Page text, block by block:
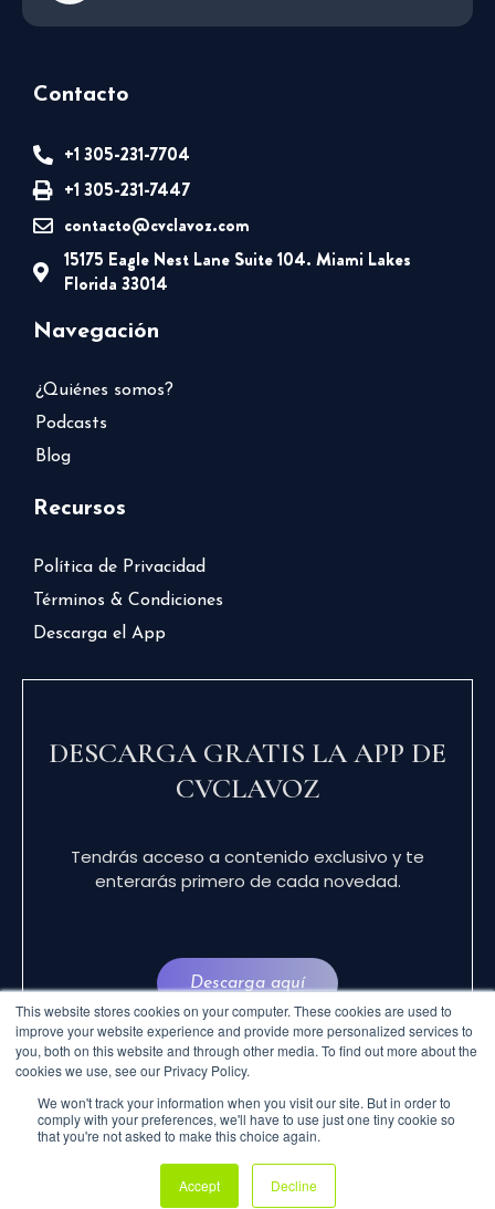
This website stores cookies on your computer. These cookies are used to
improve your website experience and provide more personalized services to
you, both on this website and through other media. To find out more about the
cookies we use, see our Privacy Policy.
We won't track your information when you visit our site. But in order to
comply with your preferences, we'll have to use just one tiny cookie so
that you're not asked to make this choice again.
Accept Decline
Contacto
+1 305-231-7704
+1 305-231-7447
contacto@cvclavoz.com
15175 Eagle Nest Lane Suite 104. Miami Lakes
Florida 33014
Navegación
¿Quiénes somos?
Podcasts
Blog
Recursos
Política de Privacidad
Términos & Condiciones
Descarga el App
DESCARGA GRATIS LA APP DE
CVCLAVOZ
Tendrás acceso a contenido exclusivo y te
enterarás primero de cada novedad.
Descarga aquí
© 2024 CVCLAVOZ . TODOS LOS DERECHOS
RESERVADOS.